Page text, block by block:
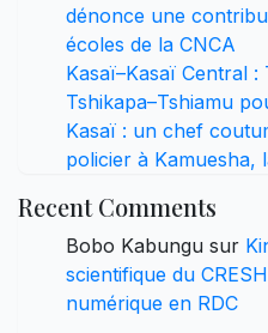
dénonce une
écoles de la CNCA
Kasaï–Kasaï Central
Tshikapa–Tshiamu
Kasaï : un chef
policier à Kamuesha,
Recent Comments
Bobo Kabungu sur
scientifique du
numérique en RDC